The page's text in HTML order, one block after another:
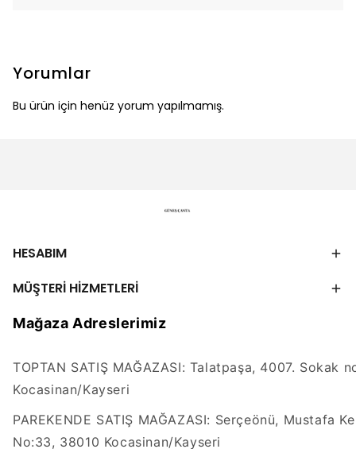
Yorumlar
Bu ürün için henüz yorum yapılmamış.
HESABIM
MÜŞTERİ HİZMETLERİ
Mağaza Adreslerimiz
TOPTAN SATIŞ MAĞAZASI: Talatpaşa, 4007. Sokak
Kocasinan/Kayseri
PAREKENDE SATIŞ MAĞAZASI: Serçeönü, Mustafa
No:33, 38010 Kocasinan/Kayseri